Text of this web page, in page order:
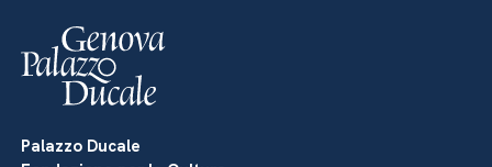
Palazzo Ducale